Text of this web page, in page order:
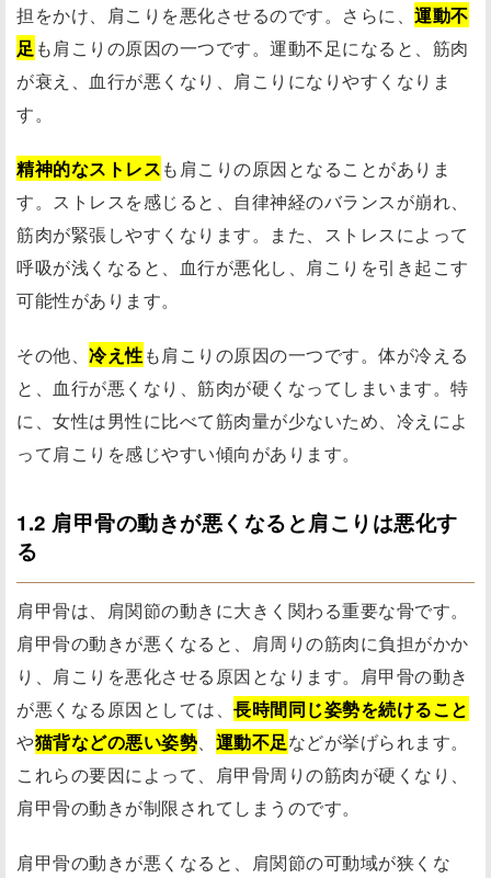
担をかけ、肩こりを悪化させるのです。さらに、 運動不
足も肩こりの原因の一つです。運動不足になると、筋肉
が衰え、血行が悪くなり、肩こりになりやすくなりま
す。
精神的なストレスも肩こりの原因となることがありま
す。ストレスを感じると、自律神経のバランスが崩れ、
筋肉が緊張しやすくなります。また、ストレスによって
呼吸が浅くなると、血行が悪化し、肩こりを引き起こす
可能性があります。
その他、 冷え性も肩こりの原因の一つです。体が冷える
と、血行が悪くなり、筋肉が硬くなってしまいます。特
に、女性は男性に比べて筋肉量が少ないため、冷えによ
って肩こりを感じやすい傾向があります。
1.2 肩甲骨の動きが悪くなると肩こりは悪化す
る
肩甲骨は、肩関節の動きに大きく関わる重要な骨です。
肩甲骨の動きが悪くなると、肩周りの筋肉に負担がかか
り、肩こりを悪化させる原因となります。肩甲骨の動き
が悪くなる原因としては、 長時間同じ姿勢を続けること
や猫背などの悪い姿勢、 運動不足などが挙げられます。
これらの要因によって、肩甲骨周りの筋肉が硬くなり、
肩甲骨の動きが制限されてしまうのです。
肩甲骨の動きが悪くなると、肩関節の可動域が狭くな